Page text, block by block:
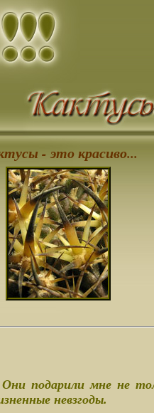
- это красиво...
подарили мне не
невзгоды.